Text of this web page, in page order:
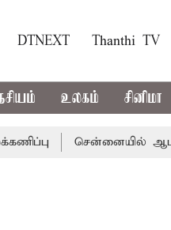
DTNEXT Thanthi TV
உலகம் சினிமா
சென்னையில்